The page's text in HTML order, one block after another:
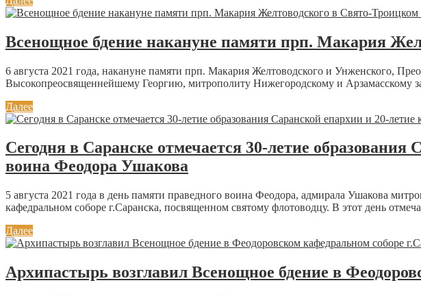
Всенощное бдение накануне памяти прп. Макария
6 августа 2021 года, накануне памяти прп. Макария Желтоводского и Унженского,
Высокопреосвященнейшему Георгию, митрополиту Нижегородскому и Арзамасскому
Далее
Сегодня в Саранске отмечается 30-летие
воина Феодора Ушакова
5 августа 2021 года в день памяти праведного воина Феодора, адмирала Ушакова
кафедральном соборе г.Саранска, посвященном святому флотоводцу. В этот день
Далее
Архипастырь возглавил Всенощное бдение в